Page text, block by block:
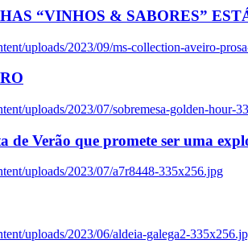
“VINHOS & SABORES”
uploads/2023/09/ms-collection-aveiro-
uploads/2023/07/sobremesa-golden-hour-
de Verão que promete ser uma
uploads/2023/07/a7r8448-335x256.jpg
uploads/2023/06/aldeia-galega2-